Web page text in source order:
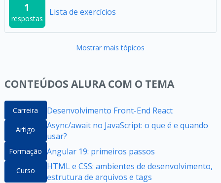
1
respostas
Lista de exercícios
Mostrar mais tópicos
CONTEÚDOS ALURA COM O TEMA
Carreira Desenvolvimento Front-End React
Artigo
Async/await no JavaScript: o que é e quando
usar?
Formação Angular 19: primeiros passos
Curso
HTML e CSS: ambientes de desenvolvimento,
estrutura de arquivos e tags